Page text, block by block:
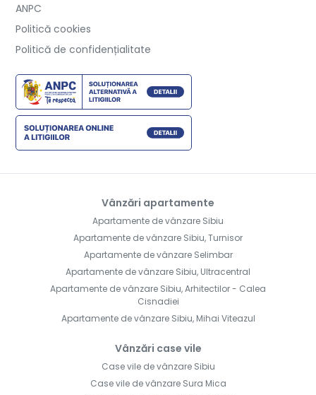
ANPC
Politică cookies
Politică de confidențialitate
Vânzări apartamente
Apartamente de vânzare Sibiu
Apartamente de vânzare Sibiu, Turnisor
Apartamente de vânzare Selimbar
Apartamente de vânzare Sibiu, Ultracentral
Apartamente de vânzare Sibiu, Arhitectilor - Calea
Cisnadiei
Apartamente de vânzare Sibiu, Mihai Viteazul
Vânzări case vile
Case vile de vânzare Sibiu
Case vile de vânzare Sura Mica